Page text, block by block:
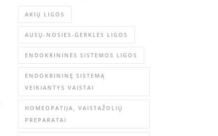
AKIŲ LIGOS
AUSŲ-NOSIES-GERKLĖS LIGOS
ENDOKRININĖS SISTEMOS LIGOS
ENDOKRININĘ SISTEMĄ
VEIKIANTYS VAISTAI
HOMEOPATIJA, VAISTAŽOLIŲ
PREPARATAI